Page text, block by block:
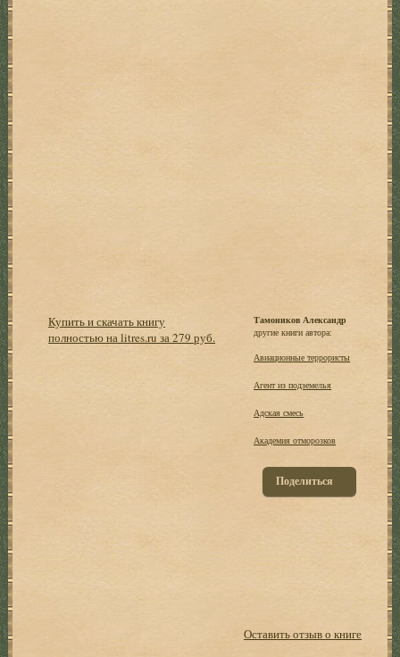
Купить и скачать книгу
полностью на litres.ru за 279 руб.
Тамоников Александр
другие книги автора:
Авиационные террористы
Агент из подземелья
Адская смесь
Академия отморозков
Поделиться
Оставить отзыв о книге